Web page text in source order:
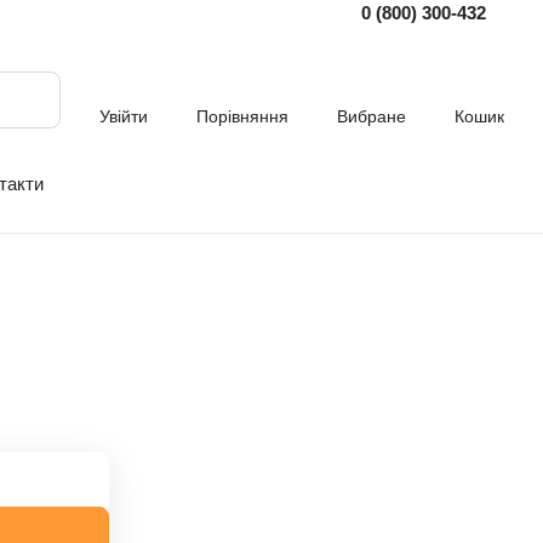
0 (800) 300-432
Увійти Порівняння Вибране Кошик